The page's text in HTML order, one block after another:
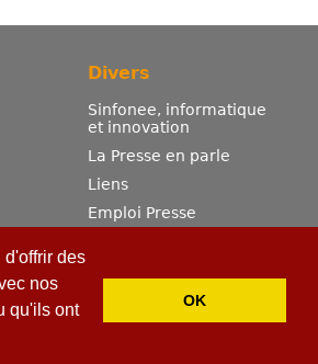
des
nos
qu'ils ont
OK
Divers
Sinfonee, informatique
et innovation
La Presse en parle
Liens
Emploi Presse